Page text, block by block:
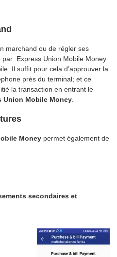
marchand ou de régler ses
par Express Union Mobile Money
Il suffit pour cela d’approuver la
près du terminal; et ce
la transaction en entrant le
Union Mobile Money
Money permet également de
secondaires et